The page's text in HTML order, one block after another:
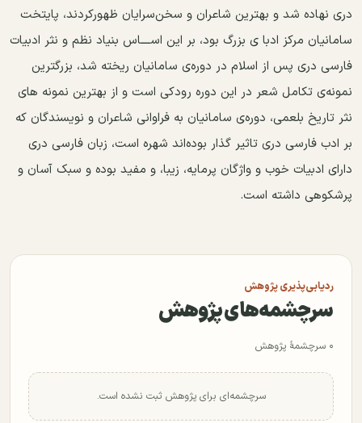
دری نهاده شد و بهترین شاعران و سخن‌سرایان ظهورکردند، پایتخت
سامانیان مرکز ادبا ی بزرگ بود، بر این اســــاس بنیاد نظم و نثر ادبیات
فارسی دری پس از اسلام در دوره‌ی سامانیان ریخته شد، بزرگترین
نمونه‌ی تکامل شعر در این دوره رودکی است و از بهترین نمونه های
نثر تاریخ بلعمی، دوره‌ی سامانیان به فراوانی شاعران و نویسندگان که
بر ادب فارسی دری تاثیر گذار بوده‌اند شهره است، زبان فارسی دری
دارای ادبیات خوب و واژگان پرمایه، زیبا، و مفید بوده و سبک آسان و
پرشکوهی داشته است.
ردیابی‌پذیری پژوهش
سرچشمه‌های پژوهش
۰ سرچشمهٔ پژوهش
سرچشمه‌ای برای پژوهش ثبت نشده است.